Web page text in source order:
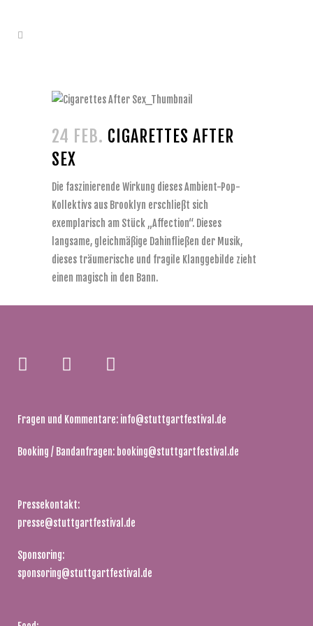
24 FEB. CIGARETTES AFTER
SEX
Die faszinierende Wirkung dieses Ambient-Pop-
Kollektivs aus Brooklyn erschließt sich
exemplarisch am Stück „Affection“. Dieses
langsame, gleichmäßige Dahinfließen der Musik,
dieses träumerische und fragile Klanggebilde zieht
einen magisch in den Bann.
Fragen und Kommentare: info@stuttgartfestival.de
Booking / Bandanfragen: booking@stuttgartfestival.de
Pressekontakt:
presse@stuttgartfestival.de
Sponsoring:
sponsoring@stuttgartfestival.de